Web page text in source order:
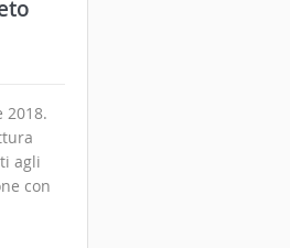
2018.
agli
con